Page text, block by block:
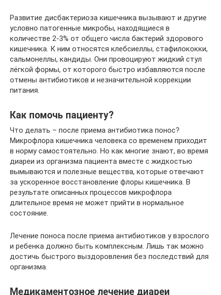
Развитие дисбактериоза кишечника вызывают и другие
условно патогенные микробы, находящиеся в
количестве 2-3% от общего числа бактерий здорового
кишечника. К ним относятся клебсиеллы, стафилококки,
сальмонеллы, кандиды. Они провоцируют жидкий стул
лёгкой формы, от которого быстро избавляются после
отмены антибиотиков и незначительной коррекции
питания.
Как помочь пациенту?
Что делать – после приема антибиотика понос?
Микрофлора кишечника человека со временем приходит
в норму самостоятельно. Но как многие знают, во время
диареи из организма пациента вместе с жидкостью
вымываются и полезные вещества, которые отвечают
за ускоренное восстановление флоры кишечника. В
результате описанных процессов микрофлора
длительное время не может прийти в нормальное
состояние.
Лечение поноса после приема антибиотиков у взрослого
и ребенка должно быть комплексным. Лишь так можно
достичь быстрого выздоровления без последствий для
организма.
Медикаментозное лечение диареи